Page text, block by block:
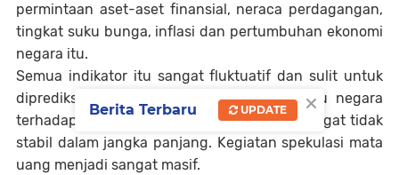
permintaan aset-aset finansial, neraca perdagangan,
tingkat suku bunga, inflasi dan pertumbuhan ekonomi
negara itu.
Semua indikator itu sangat fluktuatif dan sulit untuk
diprediksi. Kestabilan nilai mata uang suatu negara
terhadap mata uang negara lain menjadi sangat tidak
stabil dalam jangka panjang. Kegiatan spekulasi mata
uang menjadi sangat masif.
×
Berita Terbaru UPDATE